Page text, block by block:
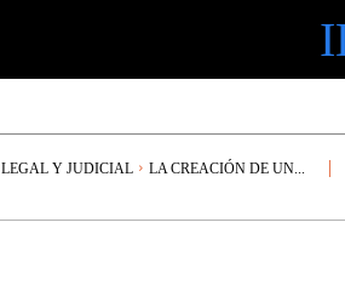
LEGAL Y JUDICIAL LA CREACIÓN DE UN...